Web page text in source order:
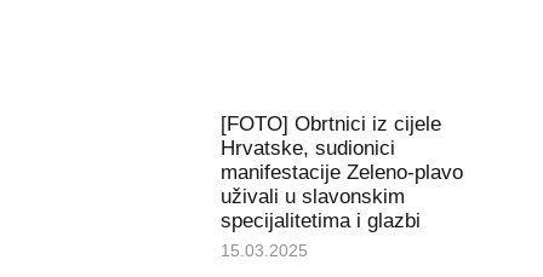
[FOTO] Obrtnici iz cijele
Hrvatske, sudionici
manifestacije Zeleno-plavo
uživali u slavonskim
specijalitetima i glazbi
15.03.2025